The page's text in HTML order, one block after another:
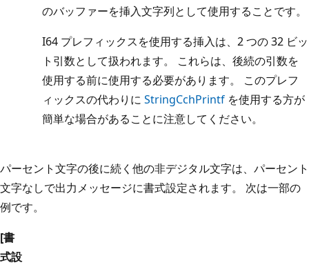
のバッファーを挿入文字列として使用することです。
I64 プレフィックスを使用する挿入は、2 つの 32 ビッ
ト引数として扱われます。 これらは、後続の引数を
使用する前に使用する必要があります。 このプレフ
ィックスの代わりに StringCchPrintf を使用する方が
簡単な場合があることに注意してください。
パーセント文字の後に続く他の非デジタル文字は、パーセント
文字なしで出力メッセージに書式設定されます。 次は一部の
例です。
[書
式設